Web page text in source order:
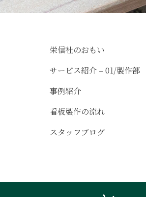
栄信社のおもい
サービス紹介 – 01/製作部
事例紹介
看板製作の流れ
スタッフブログ